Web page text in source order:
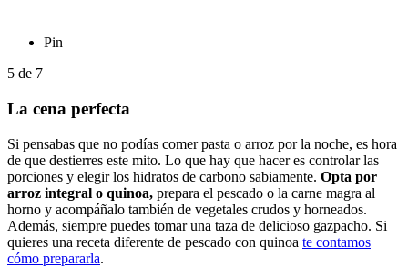
Pin
5 de 7
La cena perfecta
Si pensabas que no podías comer pasta o arroz por la noche, es hora
de que destierres este mito. Lo que hay que hacer es controlar las
porciones y elegir los hidratos de carbono sabiamente. Opta por
arroz integral o quinoa, prepara el pescado o la carne magra al
horno y acompáñalo también de vegetales crudos y horneados.
Además, siempre puedes tomar una taza de delicioso gazpacho. Si
quieres una receta diferente de pescado con quinoa te contamos
cómo prepararla.